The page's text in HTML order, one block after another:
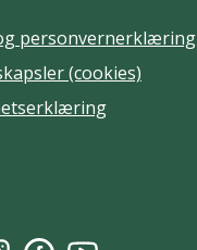
personvernerklæring
(cookies)